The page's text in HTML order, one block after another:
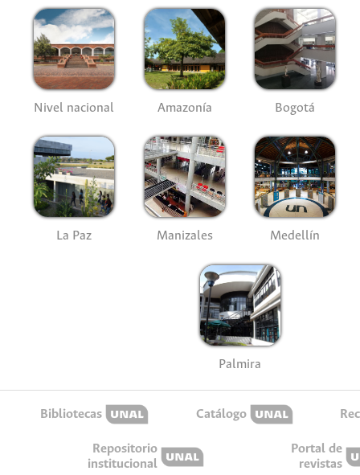
Nivel nacional Amazonía Bogotá
La Paz Manizales Medellín
Palmira
Bibliotecas Catálogo
Repositorio
institucional
Portal de
revistas